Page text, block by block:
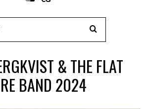
& THE FLAT
BAND 2024